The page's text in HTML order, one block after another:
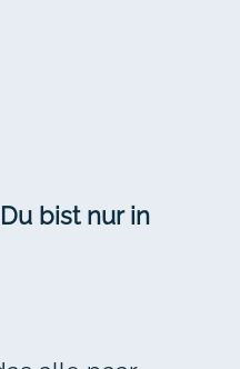
bist nur in